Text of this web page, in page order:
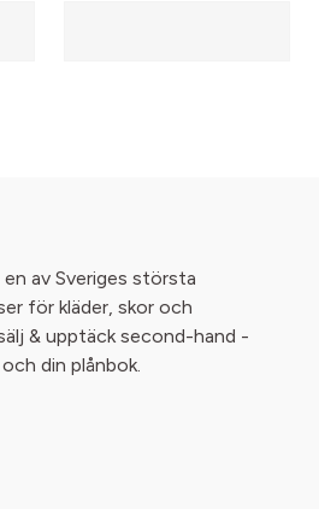
en av Sveriges största
för kläder, skor och
& upptäck second-hand -
din plånbok.